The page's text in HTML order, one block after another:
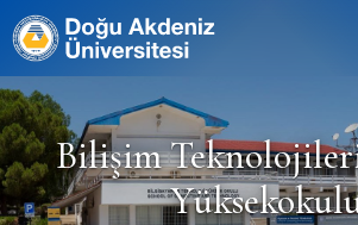
Site Personel
Deutsch Français
Bilişim